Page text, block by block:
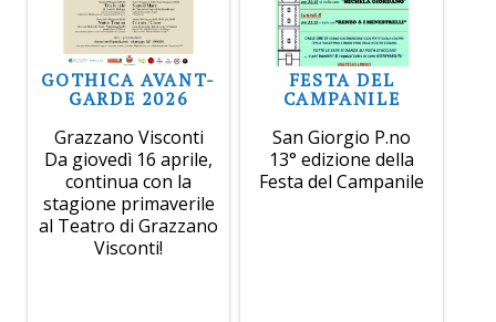
GOTHICA AVANT-
GARDE 2026
Grazzano Visconti
Da giovedì 16 aprile,
continua con la
stagione primaverile
al Teatro di Grazzano
Visconti!
FESTA DEL
CAMPANILE
San Giorgio P.no
13° edizione della
Festa del Campanile